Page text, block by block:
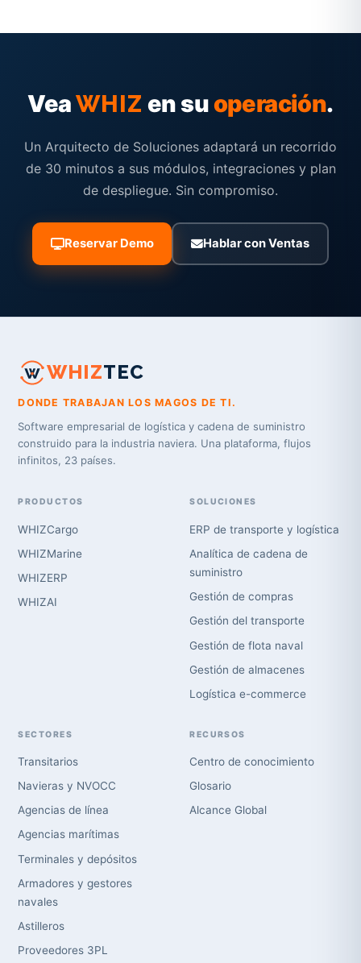
VeaWHIZ en suoperación.
Un Arquitecto de Soluciones adaptará un recorrido
de 30 minutos a sus módulos, integraciones y plan
de despliegue. Sin compromiso.
Reservar Demo Hablar con Ventas
WHIZTEC
DONDE TRABAJAN LOS MAGOS DE TI.
Software empresarial de logística y cadena de suministro
construido para la industria naviera. Una plataforma, flujos
infinitos, 23 países.
PRODUCTOS
WHIZCargo
WHIZMarine
WHIZERP
WHIZAI
SOLUCIONES
ERP de transporte y logística
Analítica de cadena de
suministro
Gestión de compras
Gestión del transporte
Gestión de flota naval
Gestión de almacenes
Logística e-commerce
SECTORES
Transitarios
Navieras y NVOCC
Agencias de línea
Agencias marítimas
Terminales y depósitos
Armadores y gestores
navales
Astilleros
Proveedores 3PL
RECURSOS
Centro de conocimiento
Glosario
Alcance Global